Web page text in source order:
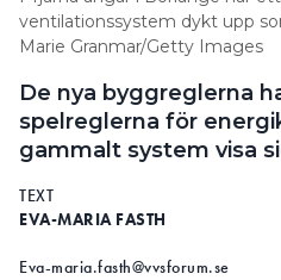
Information om GDPR
ventilationssystem dykt upp
Marie Granmar/Getty Images
De nya byggreglerna
spelreglerna för
gammalt system visa
TEXT
EVA-MARIA FASTH
Eva-maria.fasth@vvsforum.se